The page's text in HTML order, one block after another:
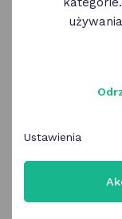
POSiR |
Złota
Grunwald
Ustawienia